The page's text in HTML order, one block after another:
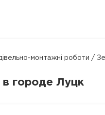
монтажні роботи /
городе Луцк